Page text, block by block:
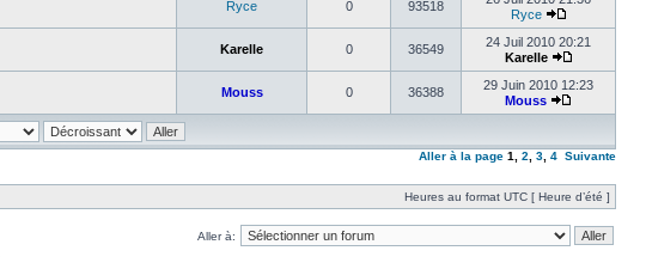
Ryce 0 93518
Ryce
Karelle 0 36549
24 Juil 2010 20:21
Karelle
Mouss 0 36388
29 Juin 2010 12:23
Mouss
Aller à la page 1 2 3 4 Suivante
Heures au format UTC [ Heure d’été ]
Aller à: